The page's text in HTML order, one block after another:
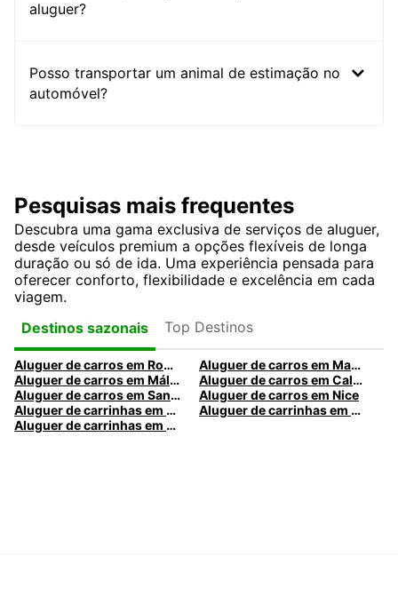
aluguer?
Posso transportar um animal de estimação no
automóvel?
Pesquisas mais frequentes
Descubra uma gama exclusiva de serviços de aluguer,
desde veículos premium a opções flexíveis de longa
duração ou só de ida. Uma experiência pensada para
oferecer conforto, flexibilidade e excelência em cada
viagem.
Destinos sazonais
Top Destinos
Aluguer de carros em Roma
Aluguer de carros em Madrid
Aluguer de carros em Málaga
Aluguer de carros em Caldas da Rainha
Aluguer de carros em Santa Maria da Feira
Aluguer de carros em Nice
Aluguer de carrinhas em Nice
Aluguer de carrinhas em Santa Maria da Feira
Aluguer de carrinhas em Caldas da Rainha